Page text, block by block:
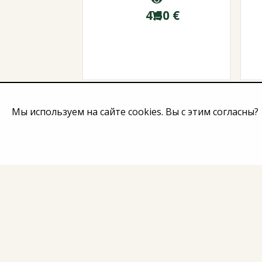
4.50 €
Мы используем на сайте cookies. Вы с этим согласны?